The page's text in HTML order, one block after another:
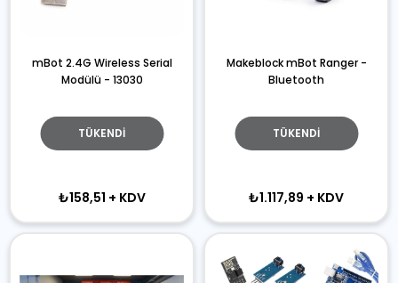
TÜKENDI
mBot 2.4G Wireless Serial
Modülü - 13030
₺158,51 + KDV
TÜKENDI
Makeblock mBot Ranger -
Bluetooth
₺1.117,89 + KDV